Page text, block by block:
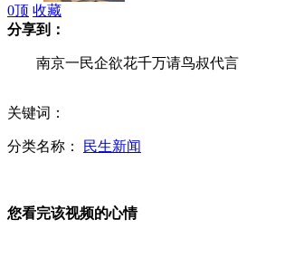
抽查血钙很坑爹 实为医院创收项目
0顶 收藏
分享到：
南京一民企欲花千万请鸟叔代言
关键词：
分类名称： 民生新闻
您看完该视频的心情